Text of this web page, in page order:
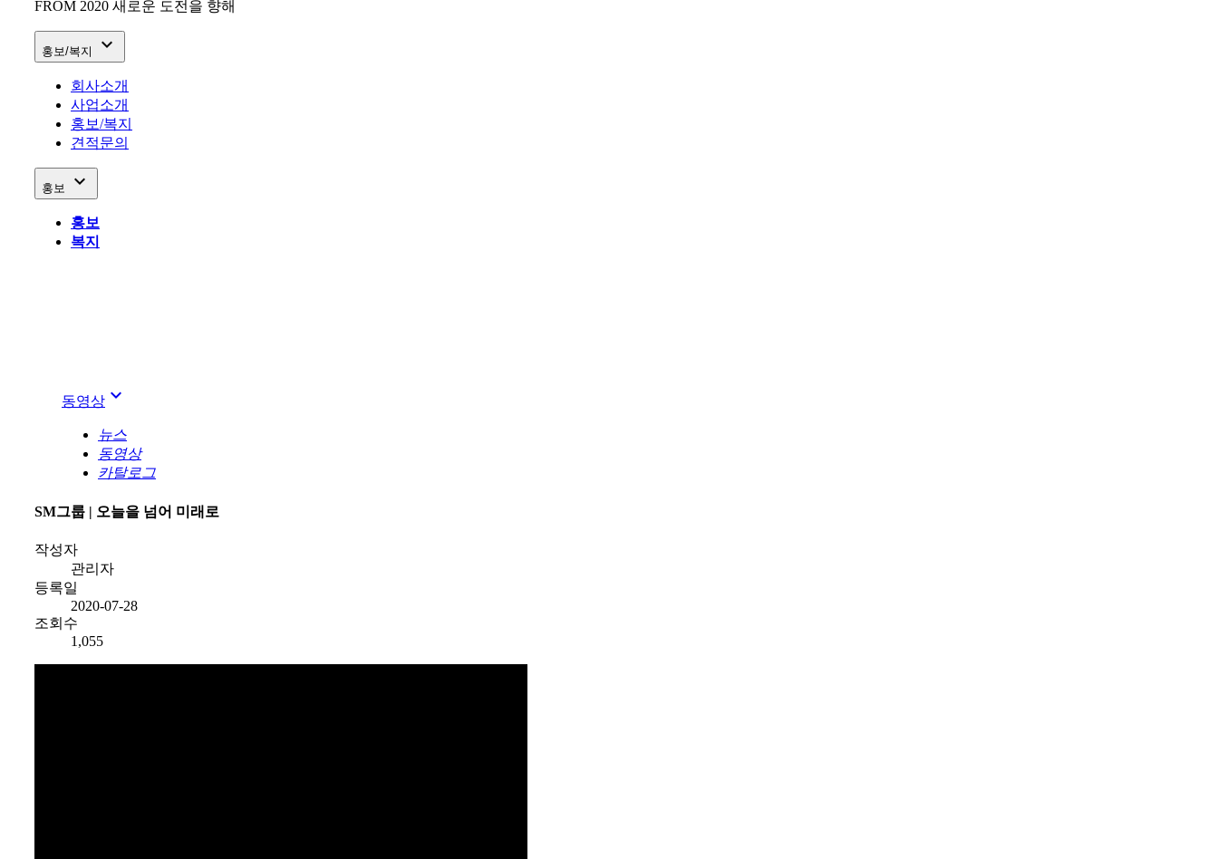
FROM 2020 새로운 도전을 향해
홍보/복지 
회사소개
사업소개
홍보/복지
견적문의
홍보 
홍보
복지
동영상 keyboard_arrow_down
뉴스
동영상
카탈로그
SM그룹 | 오늘을 넘어 미래로
작성자
관리자
등록일
2020-07-28
조회수
1,055